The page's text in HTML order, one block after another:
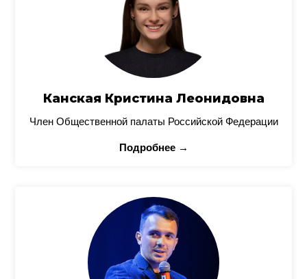
Канская Кристина Леонидовна
Член Общественной палаты Российской Федерации
Подробнее →